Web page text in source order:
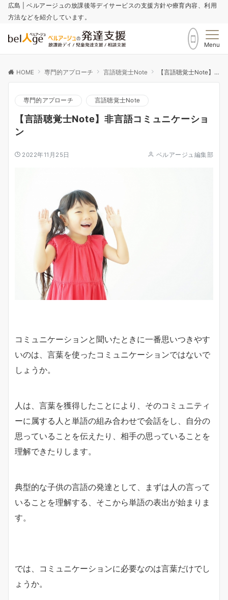
広島 | ベルアージュの放課後等デイサービスの支援方針や療育内容、利用
方法などを紹介しています。
Menu
HOME 専門的アプローチ 言語聴覚士Note 【言語聴覚士Note】非言語コミュニケーション
専門的アプローチ 言語聴覚士Note
【言語聴覚士Note】非言語コミュニケーショ
ン
2022年11月25日 ベルアージュ編集部
コミュニケーションと聞いたときに一番思いつきやす
いのは、言葉を使ったコミュニケーションではないで
しょうか。
人は、言葉を獲得したことにより、そのコミュニティ
ーに属する人と単語の組み合わせで会話をし、自分の
思っていることを伝えたり、相手の思っていることを
理解できたりします。
典型的な子供の言語の発達として、まずは人の言って
いることを理解する、そこから単語の表出が始まりま
す。
では、コミュニケーションに必要なのは言葉だけでし
ょうか。